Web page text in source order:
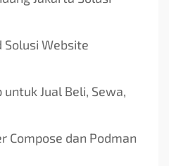
Website
Jual Beli, Sewa,
Compose dan Podman